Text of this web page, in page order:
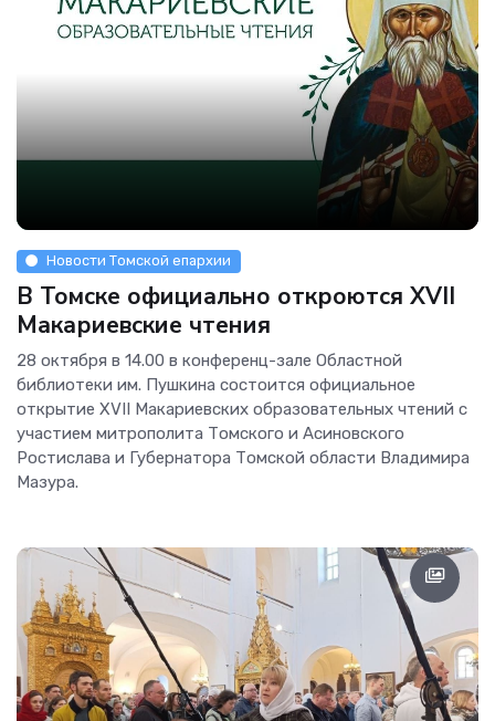
Новости Томской епархии
В Томске официально откроются XVII
Макариевские чтения
28 октября в 14.00 в конференц-зале Областной
библиотеки им. Пушкина состоится официальное
открытие XVII Макариевских образовательных чтений с
участием митрополита Томского и Асиновского
Ростислава и Губернатора Томской области Владимира
Мазура.